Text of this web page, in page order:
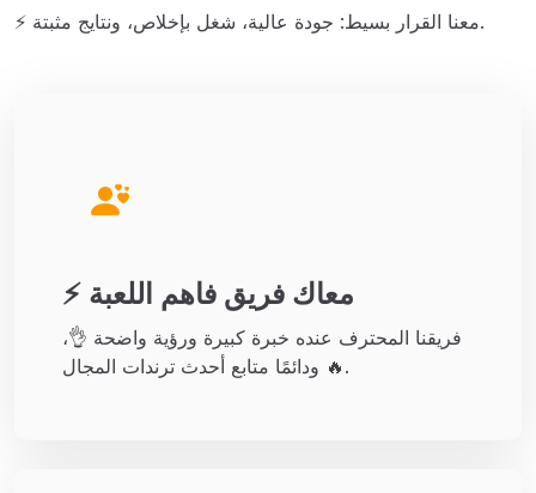
⚡ معنا القرار بسيط: جودة عالية، شغل بإخلاص، ونتايج مثبتة.
⚡ معاك فريق فاهم اللعبة
فريقنا المحترف عنده خبرة كبيرة ورؤية واضحة 👌،
ودائمًا متابع أحدث ترندات المجال 🔥.